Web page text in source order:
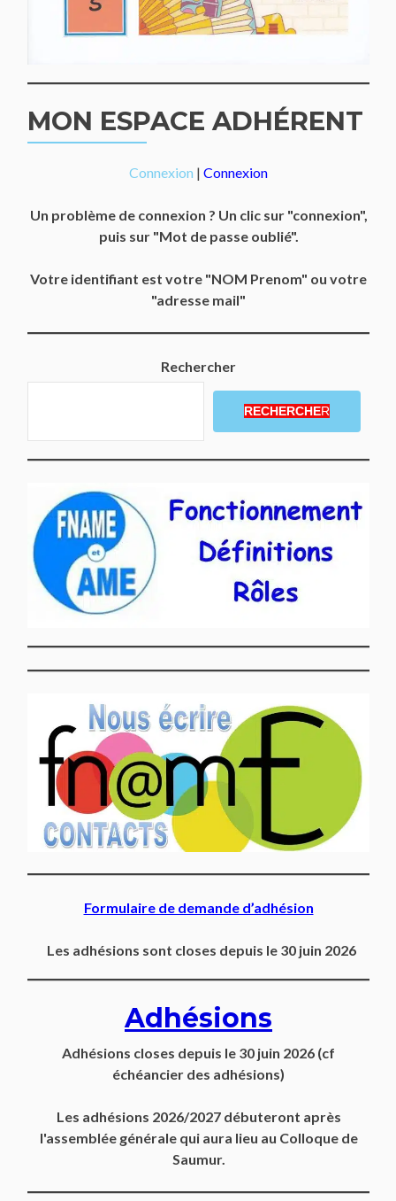
MON ESPACE ADHÉRENT
Connexion | Connexion
Un problème de connexion ? Un clic sur "connexion",
puis sur "Mot de passe oublié".
Votre identifiant est votre "NOM Prenom" ou votre
"adresse mail"
Rechercher
RECHERCHER
Formulaire de demande d’adhésion
Les adhésions sont closes depuis le 30 juin 2026
Adhésions
Adhésions closes depuis le 30 juin 2026 (cf
échéancier des adhésions)
Les adhésions 2026/2027 débuteront après
l'assemblée générale qui aura lieu au Colloque de
Saumur.